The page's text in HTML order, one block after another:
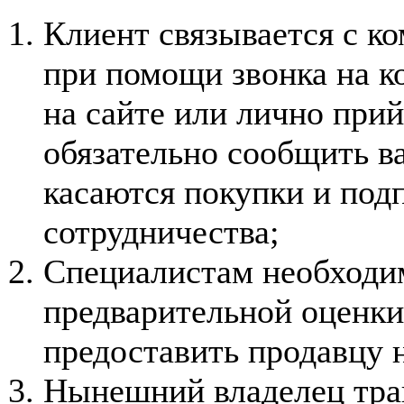
Клиент связывается с
при помощи звонка на
на сайте или лично
обязательно сообщить
касаются покупки и
сотрудничества;
Специалистам
предварительной
предоставить
Нынешний владелец